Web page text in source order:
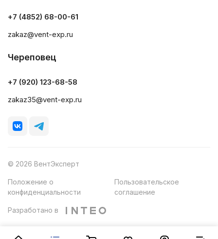
+7 (4852) 68-00-61
zakaz@vent-exp.ru
Череповец
+7 (920) 123-68-58
zakaz35@vent-exp.ru
© 2026 ВентЭксперт
Положение о
конфиденциальности
Пользовательское
соглашение
Разработано в